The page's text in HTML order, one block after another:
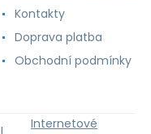
Kontakty
Doprava platba
Obchodní podmínky
Internetové